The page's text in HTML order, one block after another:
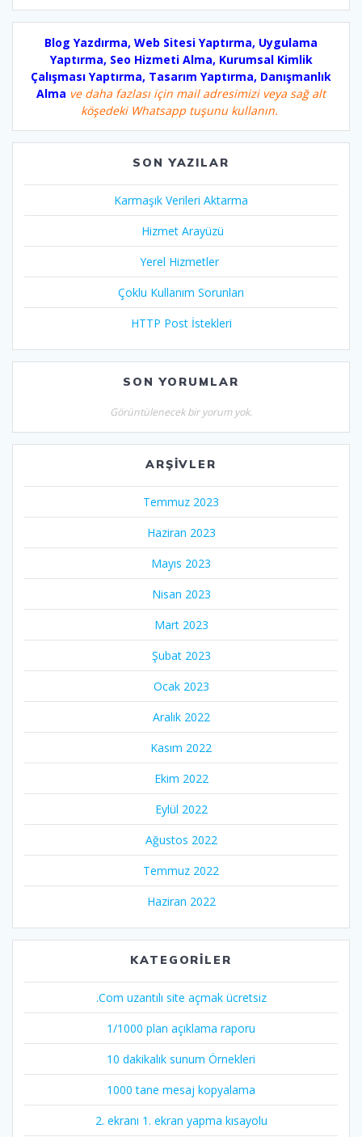
Blog Yazdırma, Web Sitesi Yaptırma, Uygulama
Yaptırma, Seo Hizmeti Alma, Kurumsal Kimlik
Çalışması Yaptırma, Tasarım Yaptırma, Danışmanlık
Alma ve daha fazlası için mail adresimizi veya sağ alt
köşedeki Whatsapp tuşunu kullanın.
SON YAZILAR
Karmaşık Verileri Aktarma
Hizmet Arayüzü
Yerel Hizmetler
Çoklu Kullanım Sorunları
HTTP Post İstekleri
SON YORUMLAR
Görüntülenecek bir yorum yok.
ARŞIVLER
Temmuz 2023
Haziran 2023
Mayıs 2023
Nisan 2023
Mart 2023
Şubat 2023
Ocak 2023
Aralık 2022
Kasım 2022
Ekim 2022
Eylül 2022
Ağustos 2022
Temmuz 2022
Haziran 2022
KATEGORILER
.Com uzantılı site açmak ücretsiz
1/1000 plan açıklama raporu
10 dakikalık sunum Örnekleri
1000 tane mesaj kopyalama
2. ekranı 1. ekran yapma kısayolu